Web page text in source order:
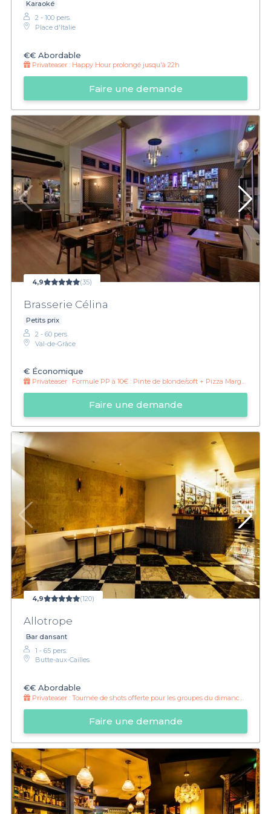
Karaoké
2 - 100 pers.
Place d'Italie
€€ Abordable
Privateaser : Happy Hour prolongé jusqu'à 22h
Faire une demande
4,9 (35)
Brasserie Célina
Petits prix
2 - 60 pers.
Val-de-Grâce
€ Économique
Privateaser : Formule PP à 10€ : Pinte de blonde/soft + Pizza Margherita
Faire une demande
4,9 (120)
Allotrope
Bar dansant
1 - 65 pers.
Butte-aux-Cailles
€€ Abordable
Privateaser : Tournée de shots offerte pour les groupes du dimanche au vendredi inclus
Faire une demande